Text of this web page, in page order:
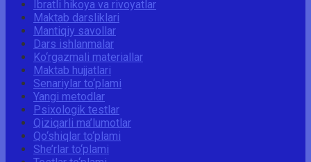
Ibratli hikoya va rivoyatlar
Maktab darsliklari
Mantiqiy savollar
Dars ishlanmalar
Ko‘rgazmali materiallar
Maktab hujjatlari
Senariylar to‘plami
Yangi metodlar
Psixologik testlar
Qiziqarli ma’lumotlar
Qo‘shiqlar to‘plami
She’rlar to‘plami